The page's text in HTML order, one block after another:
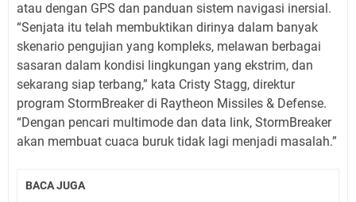
atau dengan GPS dan panduan sistem navigasi inersial.
“Senjata itu telah membuktikan dirinya dalam banyak
skenario pengujian yang kompleks, melawan berbagai
sasaran dalam kondisi lingkungan yang ekstrim, dan
sekarang siap terbang,” kata Cristy Stagg, direktur
program StormBreaker di Raytheon Missiles & Defense.
“Dengan pencari multimode dan data link, StormBreaker
akan membuat cuaca buruk tidak lagi menjadi masalah.”
BACA JUGA